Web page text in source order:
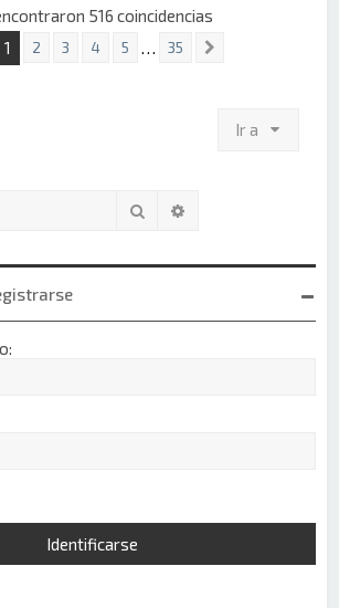
516 coincidencias
1 de
1 2 3 4 5 … 35
Ir a
Buscar